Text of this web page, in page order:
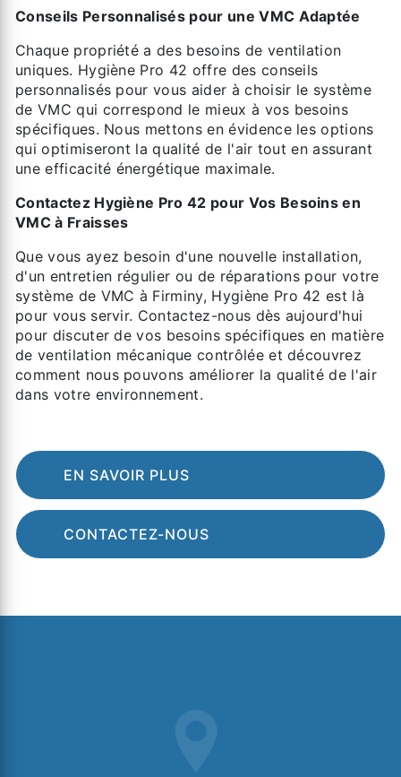
Conseils Personnalisés pour une VMC Adaptée
Chaque propriété a des besoins de ventilation
uniques. Hygiène Pro 42 offre des conseils
personnalisés pour vous aider à choisir le système
de VMC qui correspond le mieux à vos besoins
spécifiques. Nous mettons en évidence les options
qui optimiseront la qualité de l'air tout en assurant
une efficacité énergétique maximale.
Contactez Hygiène Pro 42 pour Vos Besoins en
VMC à Fraisses
Que vous ayez besoin d'une nouvelle installation,
d'un entretien régulier ou de réparations pour votre
système de VMC à Firminy, Hygiène Pro 42 est là
pour vous servir. Contactez-nous dès aujourd'hui
pour discuter de vos besoins spécifiques en matière
de ventilation mécanique contrôlée et découvrez
comment nous pouvons améliorer la qualité de l'air
dans votre environnement.
EN SAVOIR PLUS
CONTACTEZ-NOUS